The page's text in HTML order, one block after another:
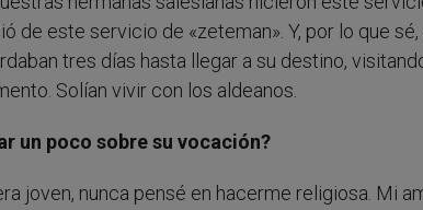
de este servicio de «zeteman». Y, por lo que
tres días hasta llegar a su destino,
Solían vivir con los aldeanos.
un poco sobre su vocación?
joven, nunca pensé en hacerme religiosa. Mi